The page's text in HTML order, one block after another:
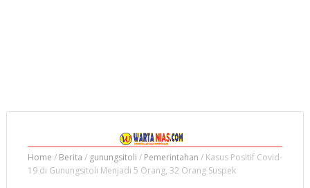
Home / Berita / gunungsitoli / Pemerintahan / Kasus Positif Covid-
19 di Gunungsitoli Menjadi 5 Orang, 32 Orang Suspek